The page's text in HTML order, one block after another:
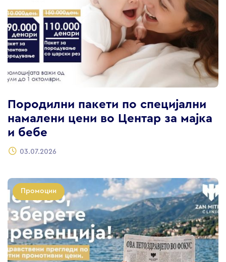
Породилни пакети по специјални
намалени цени во Центар за мајка
и бебе
03.07.2026
Промоции